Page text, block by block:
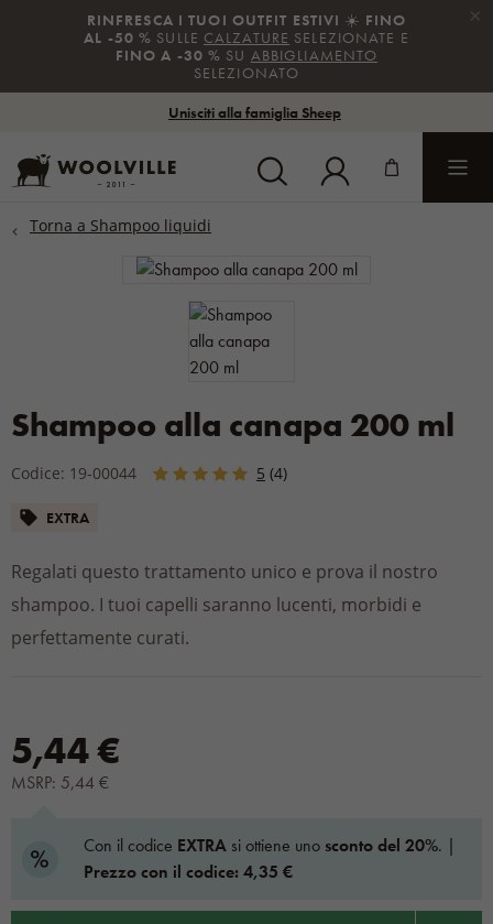
RINFRESCA I TUOI OUTFIT ESTIVI ☀️ FINO
AL -50 % SULLE CALZATURE SELEZIONATE E
FINO A -30 % SU ABBIGLIAMENTO
SELEZIONATO
×
Unisciti alla famiglia Sheep
Shampoo alla canapa 200 ml
Codice: 19-00044 5 (4)
EXTRA
Regalati questo trattamento unico e prova il nostro
shampoo. I tuoi capelli saranno lucenti, morbidi e
perfettamente curati.
5,44 €
MSRP: 5,44 €
Con il codice EXTRA si ottiene uno sconto del 20%. |
Prezzo con il codice: 4,35 €